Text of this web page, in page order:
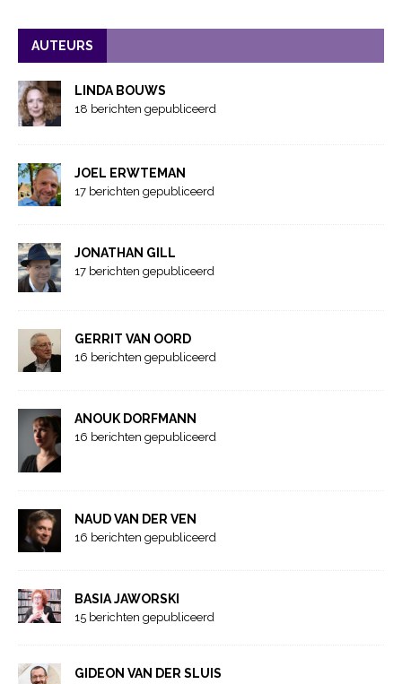
AUTEURS
LINDA BOUWS
18 berichten gepubliceerd
JOEL ERWTEMAN
17 berichten gepubliceerd
JONATHAN GILL
17 berichten gepubliceerd
GERRIT VAN OORD
16 berichten gepubliceerd
ANOUK DORFMANN
16 berichten gepubliceerd
NAUD VAN DER VEN
16 berichten gepubliceerd
BASIA JAWORSKI
15 berichten gepubliceerd
GIDEON VAN DER SLUIS